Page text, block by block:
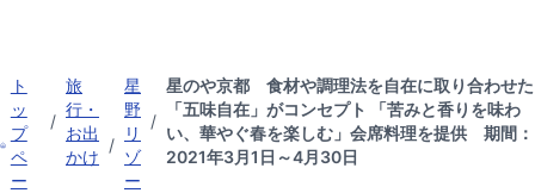
ト
ッ
プ
ペ
ー
/
旅
行・
お出
かけ
/
星
野
リ
ゾ
ー
/
星のや京都 食材や調理法を自在に取り合わせた
「五味自在」がコンセプト 「苦みと香りを味わ
い、華やぐ春を楽しむ」会席料理を提供 期間：
2021年3月1日～4月30日